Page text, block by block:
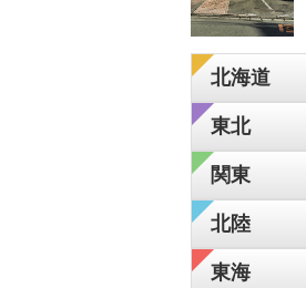
北海道
東北
関東
北陸
東海